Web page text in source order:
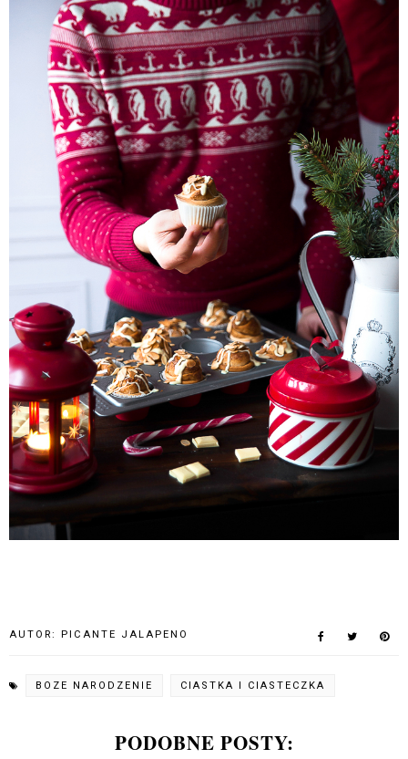
AUTOR: PICANTE JALAPENO
BOZE NARODZENIE CIASTKA I CIASTECZKA
PODOBNE POSTY: